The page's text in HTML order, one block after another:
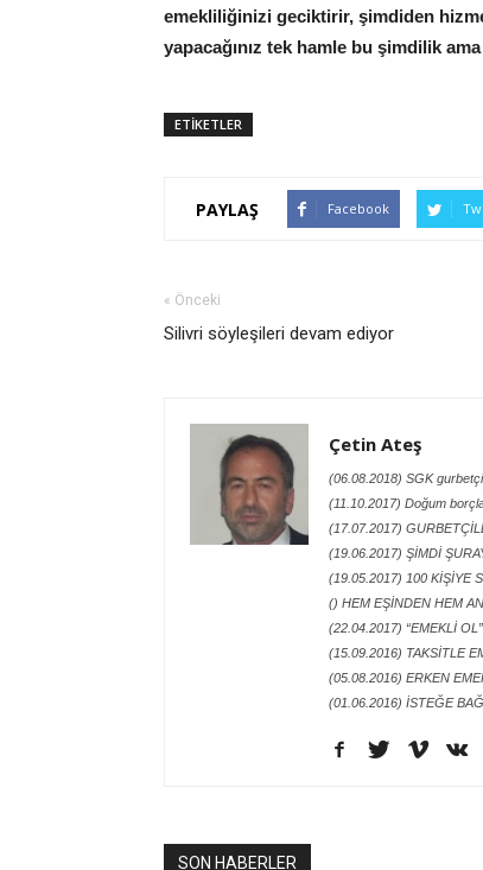
emekliliğinizi geciktirir, şimdiden
yapacağınız tek hamle bu şimdilik
ETİKETLER
PAYLAŞ Facebook
« Önceki
Silivri söyleşileri devam ediyor
Çetin Ateş
(06.08.2018) SGK
(11.10.2017) Doğum
(17.07.2017)
(19.06.2017) ŞİMDİ
(19.05.2017) 100 KİŞİYE
() HEM EŞİNDEN HEM
(22.04.2017) “EMEKLİ
(15.09.2016) TAKSİTLE
(05.08.2016) ERKEN
(01.06.2016) İSTEĞE
SON HABERLER